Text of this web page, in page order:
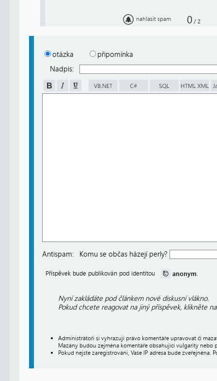
nahlásit spam 0 / 2
otázka
připomínka
Nadpis:
Antispam: Komu se občas házejí perly?
Příspěvek bude publikován pod identitou anonym.
Nyní zakládáte pod článkem nové diskusní vlákno.
Pokud chcete reagovat na jiný příspěvek, klikněte
Administrátoři si vyhrazují právo komentáře upravovat či
Mazány budou zejména komentáře obsahující vulgarity nebo
Pokud nejste zaregistrováni, Vaše IP adresa bude